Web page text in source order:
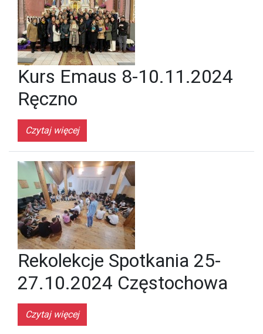
Kurs Emaus 8-10.11.2024
Ręczno
Czytaj więcej
Rekolekcje Spotkania 25-
27.10.2024 Częstochowa
Czytaj więcej